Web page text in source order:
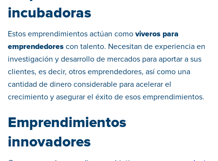
incubadoras
Estos emprendimientos actúan como viveros para
emprendedores con talento. Necesitan de experiencia en
investigación y desarrollo de mercados para aportar a sus
clientes, es decir, otros emprendedores, así como una
cantidad de dinero considerable para acelerar el
crecimiento y asegurar el éxito de esos emprendimientos.
Emprendimientos
innovadores